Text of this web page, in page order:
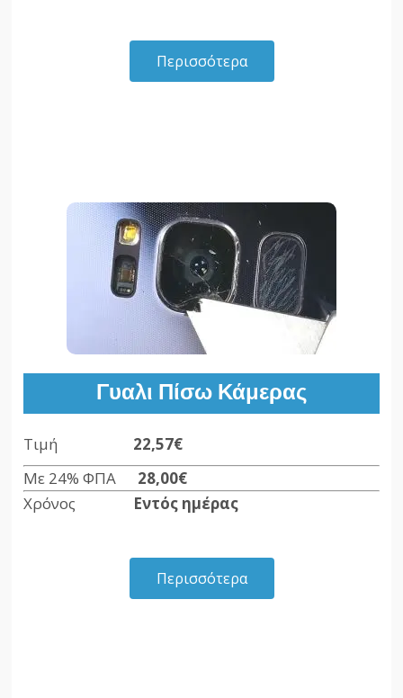
Περισσότερα
Γυαλι Πίσω Κάμερας
Τιμή 22,57€
Με 24% ΦΠΑ 28,00€
Χρόνος Εντός ημέρας
Περισσότερα